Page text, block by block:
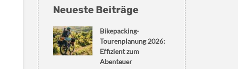
Neueste Beiträge
Bikepacking-
Tourenplanung 2026:
Effizient zum
Abenteuer